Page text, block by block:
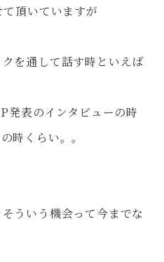
頂いていますが
を通して話す時といえば
表のインタビューの時
時くらい。。
ういう機会って今までな